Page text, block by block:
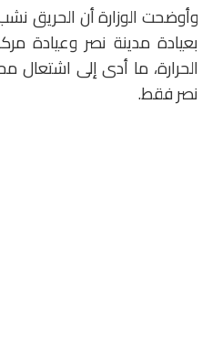
وأوضحت الوزارة أن الحريق
بعيادة مدينة نصر وعيادة
الحرارة، ما أدى إلى
نصر فقط.